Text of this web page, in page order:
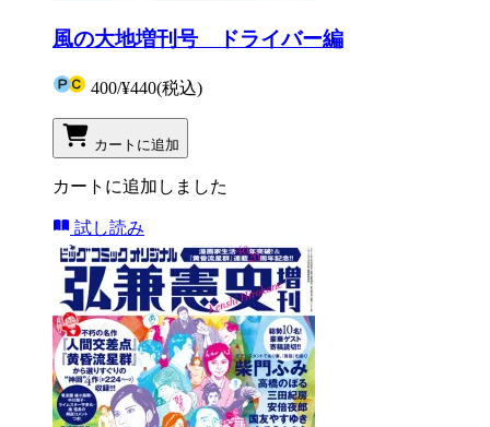
風の大地増刊号 ドライバー編
400/¥440(税込)
カートに追加
カートに追加しました
試し読み